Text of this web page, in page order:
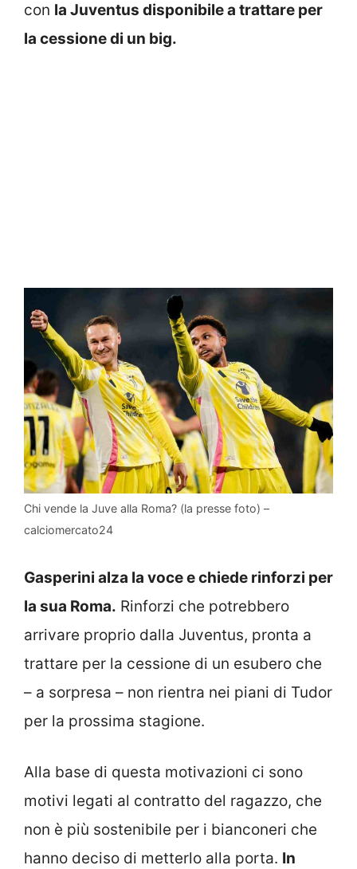
con la Juventus disponibile a trattare per
la cessione di un big.
Chi vende la Juve alla Roma? (la presse foto) –
calciomercato24
Gasperini alza la voce e chiede rinforzi per
la sua Roma. Rinforzi che potrebbero
arrivare proprio dalla Juventus, pronta a
trattare per la cessione di un esubero che
– a sorpresa – non rientra nei piani di Tudor
per la prossima stagione.
Alla base di questa motivazioni ci sono
motivi legati al contratto del ragazzo, che
non è più sostenibile per i bianconeri che
hanno deciso di metterlo alla porta. In